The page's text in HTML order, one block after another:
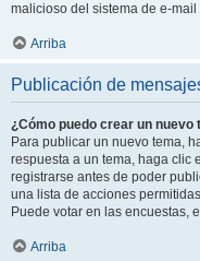
malicioso del sistema de e-
Arriba
Publicación de
¿Cómo puedo crear un
Para publicar un nuevo tema,
respuesta a un tema, haga clic
registrarse antes de poder
una lista de acciones
Puede votar en las encuestas,
Arriba